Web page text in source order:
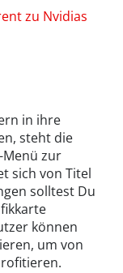
zu Nvidias
in ihre
steht die
Menü zur
sich von Titel
solltest Du
können
um von